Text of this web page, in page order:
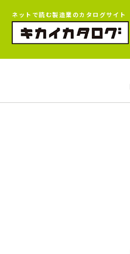
ネットで読む製造業のカタログサイト